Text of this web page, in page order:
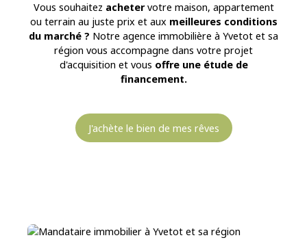
Vous souhaitez achetervotre maison, appartement
ou terrain au juste prix et aux meilleures conditions
du marché ? Notre agence immobilière à Yvetot et sa
région vous accompagne dans votre projet
d'acquisition et vous offre une étude de
financement.
J'achète le bien de mes rêves